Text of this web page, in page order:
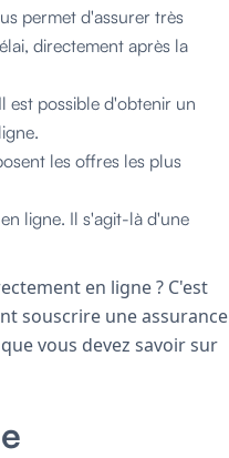
permet d'assurer très
directement après la
est possible d'obtenir un
les offres les plus
ligne. Il s'agit-là d'une
en ligne ? C'est
souscrire une assurance
vous devez savoir sur